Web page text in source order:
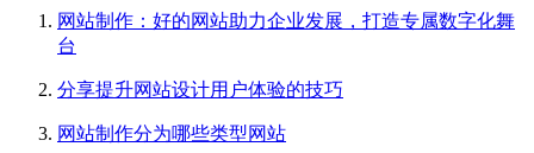
网站制作：好的网站助力企业发展，打造专属数字化舞
台
分享提升网站设计用户体验的技巧
网站制作分为哪些类型网站